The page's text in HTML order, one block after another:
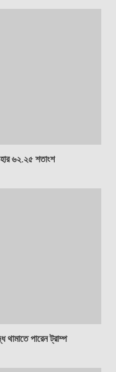
৬২.২৫ শতাংশ
থামাতে পারেন ট্রাম্প